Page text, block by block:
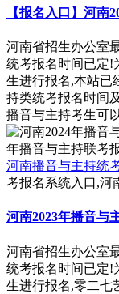
【报名入口】河南
河南省招生办公室
统考报名时间已定!
生进行报名,本站已
持类统考报名时间
播音与主持考生可
河南播音与主持统
考报名系统入口,河
河南2023年播音与
河南省招生办公室
统考报名时间已定!
生进行报名,零二七